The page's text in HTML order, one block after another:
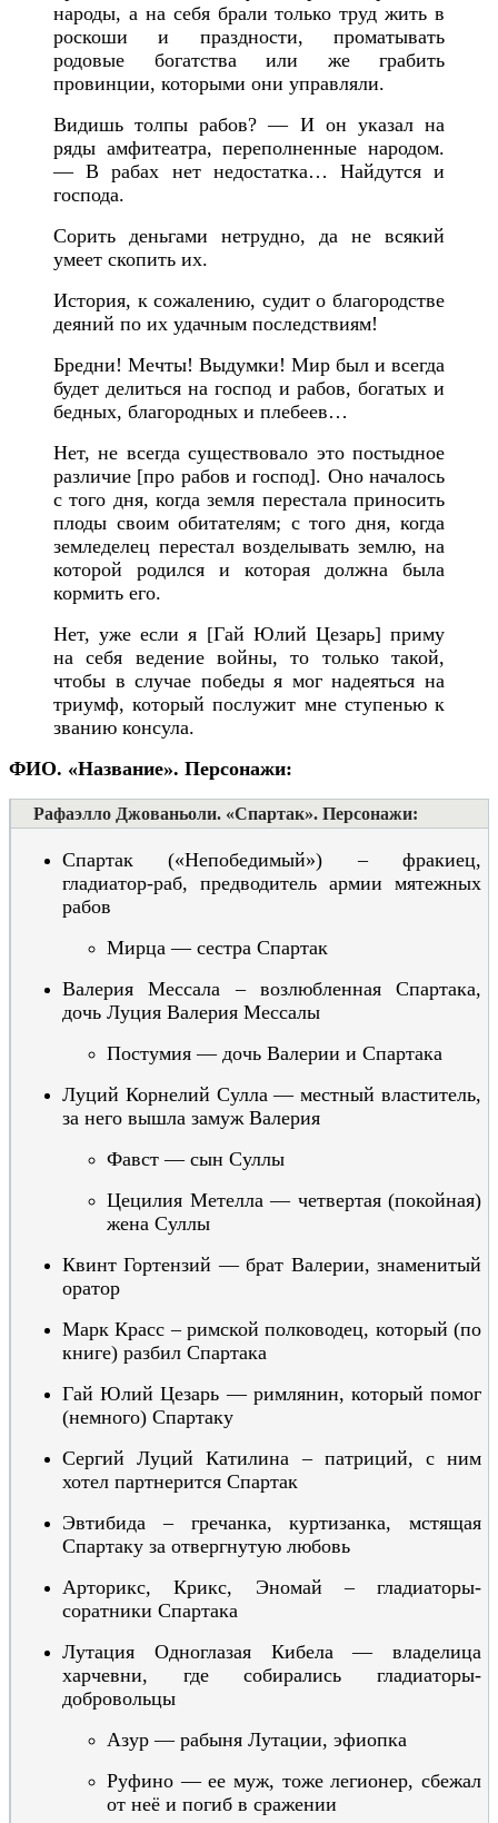
народы, а на себя брали только труд жить в
роскоши и праздности, проматывать
родовые богатства или же грабить
провинции, которыми они управляли.
Видишь толпы рабов? — И он указал на
ряды амфитеатра, переполненные народом.
— В рабах нет недостатка… Найдутся и
господа.
Сорить деньгами нетрудно, да не всякий
умеет скопить их.
История, к сожалению, судит о благородстве
деяний по их удачным последствиям!
Бредни! Мечты! Выдумки! Мир был и всегда
будет делиться на господ и рабов, богатых и
бедных, благородных и плебеев…
Нет, не всегда существовало это постыдное
различие [про рабов и господ]. Оно началось
с того дня, когда земля перестала приносить
плоды своим обитателям; с того дня, когда
земледелец перестал возделывать землю, на
которой родился и которая должна была
кормить его.
Нет, уже если я [Гай Юлий Цезарь] приму
на себя ведение войны, то только такой,
чтобы в случае победы я мог надеяться на
триумф, который послужит мне ступенью к
званию консула.
ФИО. «Название». Персонажи:
Рафаэлло Джованьоли. «Спартак». Персонажи:
Спартак(«Непобедимый») –фракиец,
гладиатор-раб, предводитель армии мятежных
рабов
Мирца — сестра Спартак
ВалерияМессала– возлюбленная Спартака,
дочь Луция Валерия Мессалы
Постумия — дочь Валерии и Спартака
Луций Корнелий Сулла —местный властитель,
за него вышла замуж Валерия
Фавст — сын Суллы
Цецилия Метелла — четвертая (покойная)
жена Суллы
Квинт Гортензий — брат Валерии, знаменитый
оратор
Марк Красс – римской полководец, который (по
книге) разбил Спартака
Гай Юлий Цезарь — римлянин, который помог
(немного) Спартаку
Сергий ЛуцийКатилина – патриций, с ним
хотел партнерится Спартак
Эвтибида – гречанка,куртизанка, мстящая
Спартаку за отвергнутую любовь
Арторикс, Крикс, Эномай – гладиаторы-
соратники Спартака
Лутация Одноглазая Кибела— владелица
харчевни, где собирались гладиаторы-
добровольцы
Азур — рабыня Лутации, эфиопка
Руфино — ее муж, тоже легионер, сбежал
от неё и погиб в сражении